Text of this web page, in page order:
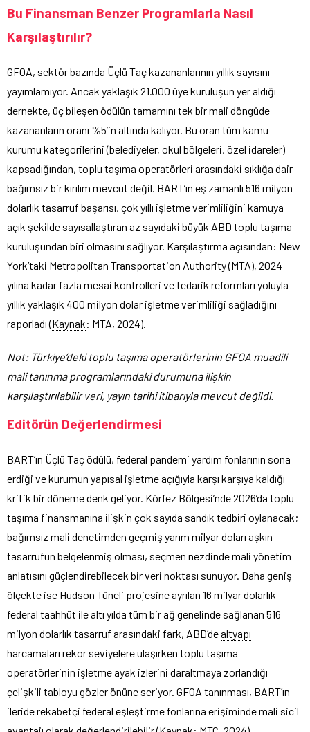
Bu Finansman Benzer Programlarla Nasıl
Karşılaştırılır?
GFOA, sektör bazında Üçlü Taç kazananlarının yıllık sayısını
yayımlamıyor. Ancak yaklaşık 21.000 üye kuruluşun yer aldığı
dernekte, üç bileşen ödülün tamamını tek bir mali döngüde
kazananların oranı %5’in altında kalıyor. Bu oran tüm kamu
kurumu kategorilerini (belediyeler, okul bölgeleri, özel idareler)
kapsadığından, toplu taşıma operatörleri arasındaki sıklığa dair
bağımsız bir kırılım mevcut değil. BART’ın eş zamanlı 516 milyon
dolarlık tasarruf başarısı, çok yıllı işletme verimliliğini kamuya
açık şekilde sayısallaştıran az sayıdaki büyük ABD toplu taşıma
kuruluşundan biri olmasını sağlıyor. Karşılaştırma açısından: New
York’taki Metropolitan Transportation Authority (MTA), 2024
yılına kadar fazla mesai kontrolleri ve tedarik reformları yoluyla
yıllık yaklaşık 400 milyon dolar işletme verimliliği sağladığını
raporladı (Kaynak: MTA, 2024).
Not: Türkiye’deki toplu taşıma operatörlerinin GFOA muadili
mali tanınma programlarındaki durumuna ilişkin
karşılaştırılabilir veri, yayın tarihi itibarıyla mevcut değildi.
Editörün Değerlendirmesi
BART’ın Üçlü Taç ödülü, federal pandemi yardım fonlarının sona
erdiği ve kurumun yapısal işletme açığıyla karşı karşıya kaldığı
kritik bir döneme denk geliyor. Körfez Bölgesi’nde 2026’da toplu
taşıma finansmanına ilişkin çok sayıda sandık tedbiri oylanacak;
bağımsız mali denetimden geçmiş yarım milyar doları aşkın
tasarrufun belgelenmiş olması, seçmen nezdinde mali yönetim
anlatısını güçlendirebilecek bir veri noktası sunuyor. Daha geniş
ölçekte ise Hudson Tüneli projesine ayrılan 16 milyar dolarlık
federal taahhüt ile altı yılda tüm bir ağ genelinde sağlanan 516
milyon dolarlık tasarruf arasındaki fark, ABD’dealtyapı
harcamaları rekor seviyelere ulaşırken toplu taşıma
operatörlerinin işletme ayak izlerini daraltmaya zorlandığı
çelişkili tabloyu gözler önüne seriyor. GFOA tanınması, BART’ın
ileride rekabetçi federal eşleştirme fonlarına erişiminde mali sicil